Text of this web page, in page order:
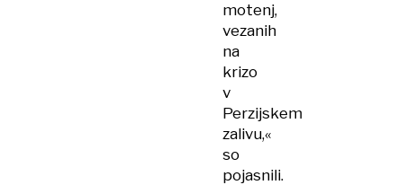
motenj,
vezanih
na
krizo
v
Perzijskem
zalivu,«
so
pojasnili.